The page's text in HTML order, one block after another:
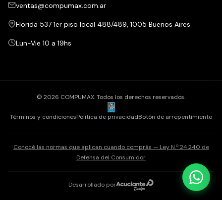
ventas@compumax.com.ar
Florida 537 1er piso local 488/489, 1005 Buenos Aires
Lun-Vie 10 a 19hs
© 2026 COMPUMAX. Todos los derechos reservados.
Términos y condicionesPolítica de privacidadBotón de arrepentimiento
Conocé las normas que aplican cuando comprás — Ley N.º 24.240 de
Defensa del Consumidor
Desarrollado por